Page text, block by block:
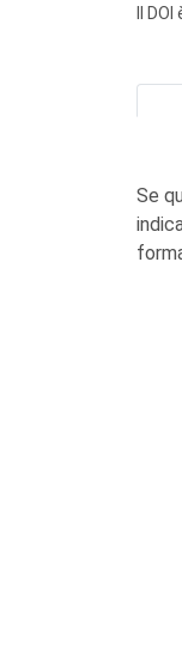
Il
Se